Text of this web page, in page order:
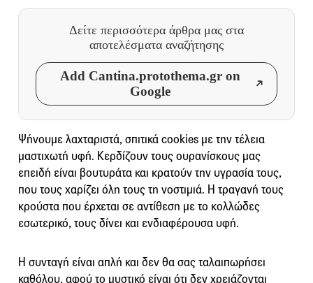
Δείτε περισσότερα άρθρα μας στα
αποτελέσματα αναζήτησης
Add Cantina.protothema.gr on
Google
Ψήνουμε λαχταριστά, σπιτικά cookies με την τέλεια
μαστιχωτή υφή. Κερδίζουν τους ουρανίσκους μας
επειδή είναι βουτυράτα και κρατούν την υγρασία τους,
που τους χαρίζει όλη τους τη νοστιμιά. Η τραγανή τους
κρούστα που έρχεται σε αντίθεση με το κολλώδες
εσωτερικό, τους δίνει και ενδιαφέρουσα υφή.
Η συνταγή είναι απλή και δεν θα σας ταλαιπωρήσει
καθόλου, αφού το μυστικό είναι ότι δεν χρειάζονται